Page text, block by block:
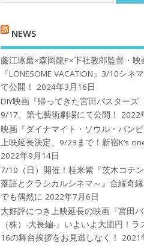
NEWS
藤江琢磨×森岡龍P×下社敦郎監督・映
『LONESOME VACATION』3/10シネ
て公開！
2024年3月16日
DIY映画『帰ってきた宮田バスターズ
9/17、第七藝術劇場にて公開！
2022
映画『ダイナマイト・ソウル・バン
上映延長決定、9/23まで！新宿K’s
2022年9月14日
7/10（日）開催！桂米紫『茨木コテ
落語とクラシカルシネマ～』合縁奇
でも偶然に 2022年7月6日
大好評につき上映延長の映画『宮田
（株）-大長編-』いよいよ大団円！ラ
16の舞台挨拶をお見逃しなく！
2021